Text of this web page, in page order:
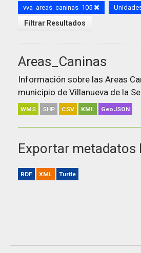
vva_areas_caninas_105
Filtrar Resultados
Areas_Caninas
Información sobre las Areas
municipio de Villanueva de la
WMS SHP CSV KML GeoJSON
Exportar metadatos
RDF XML Turtle